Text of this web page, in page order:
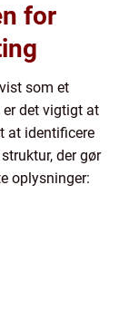
for
som et
er det vigtigt at
at identificere
der gør
oplysninger: